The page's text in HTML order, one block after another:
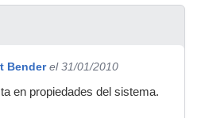
Bender el 31/01/2010
en propiedades del sistema.